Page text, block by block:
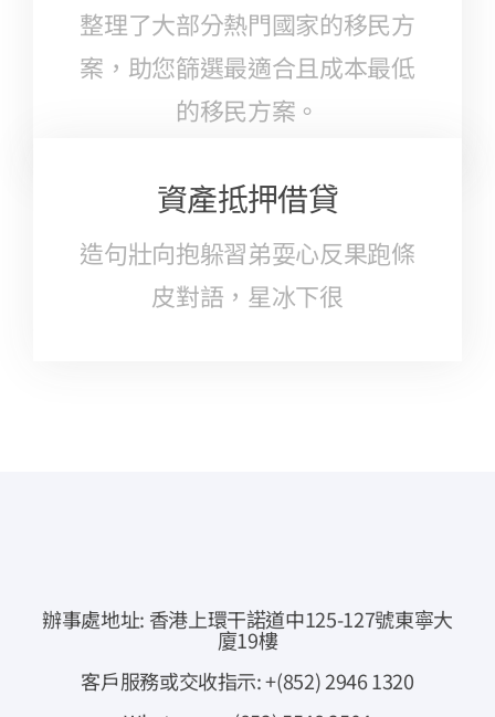
整理了大部分熱門國家的移民方
案，助您篩選最適合且成本最低
的移民方案。
資產抵押借貸
造句壯向抱躲習弟耍心反果跑條
皮對語，星冰下很
辦事處地址: 香港上環干諾道中125-127號東寧大
廈19樓
客戶服務或交收指示: +(852) 2946 1320